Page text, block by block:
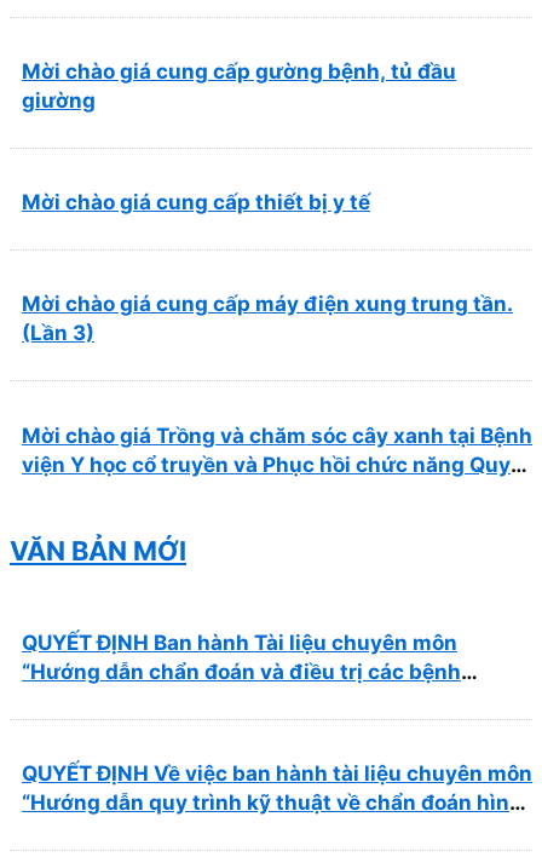
Mời chào giá cung cấp gường bệnh, tủ đầu
giường
Mời chào giá cung cấp thiết bị y tế
Mời chào giá cung cấp máy điện xung trung tần.
(Lần 3)
Mời chào giá Trồng và chăm sóc cây xanh tại Bệnh
viện Y học cổ truyền và Phục hồi chức năng Quy
VĂN BẢN MỚI
QUYẾT ĐỊNH Ban hành Tài liệu chuyên môn
“Hướng dẫn chẩn đoán và điều trị các bệnh
QUYẾT ĐỊNH Về việc ban hành tài liệu chuyên môn
“Hướng dẫn quy trình kỹ thuật về chẩn đoán hình